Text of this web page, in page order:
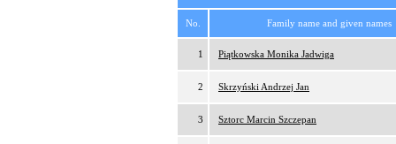
No. Family name and given names
1 Piątkowska Monika Jadwiga
2 Skrzyński Andrzej Jan
3 Sztorc Marcin Szczepan